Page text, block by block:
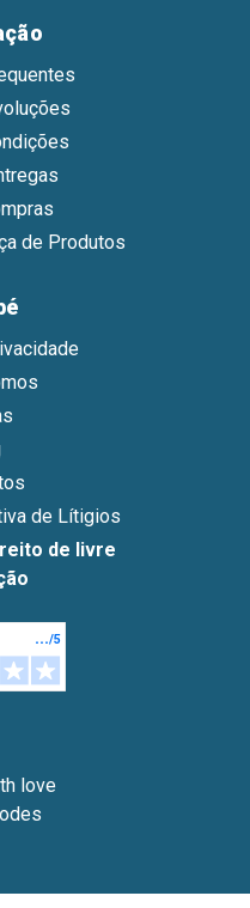
de Produtos
de Lítigios
de livre